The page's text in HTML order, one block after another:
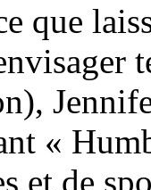
que
«
et de